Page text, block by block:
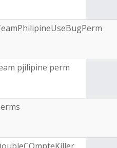
pjilipine perm